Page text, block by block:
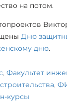
на потом.
Дню
дню.
, Факультет
,
курсы